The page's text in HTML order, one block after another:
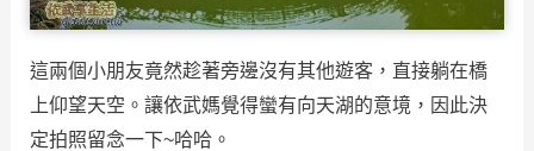
這兩個小朋友竟然趁著旁邊沒有其他遊客，直接躺在橋
上仰望天空。讓依武媽覺得蠻有向天湖的意境，因此決
定拍照留念一下~哈哈。